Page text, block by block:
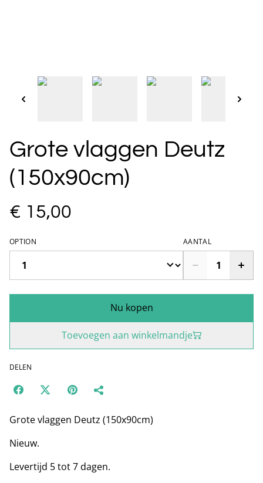
Grote vlaggen Deutz
(150x90cm)
€ 15,00
OPTION AANTAL
Nu kopen
Toevoegen aan winkelmandje
DELEN
Grote vlaggen Deutz (150x90cm)
Nieuw.
Levertijd 5 tot 7 dagen.